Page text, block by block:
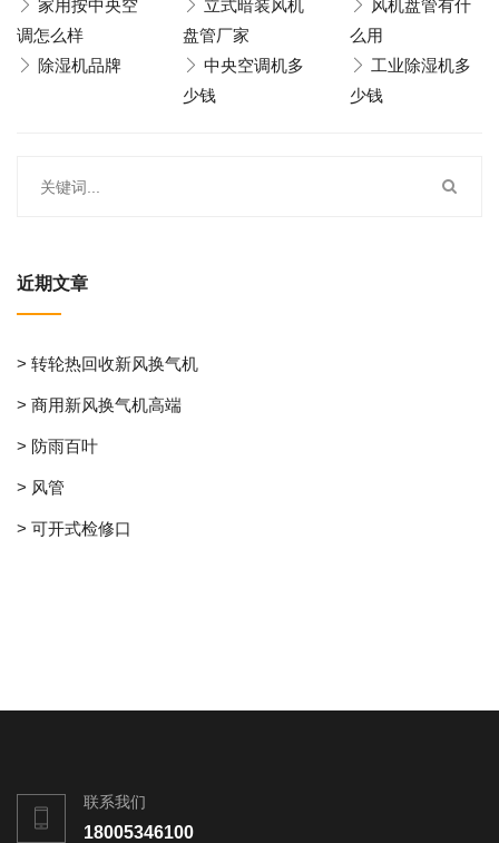
家用按中央空
调怎么样
立式暗装风机
盘管厂家
风机盘管有什
么用
除湿机品牌
中央空调机多
少钱
工业除湿机多
少钱
近期文章
> 转轮热回收新风换气机
> 商用新风换气机高端
> 防雨百叶
> 风管
> 可开式检修口
联系我们
18005346100